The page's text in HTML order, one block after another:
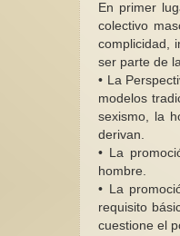
En primer
colectivo
complicidad,
ser parte de
• La
modelos
sexismo, la
derivan.
• La
hombre.
• La
requisito
cuestione el